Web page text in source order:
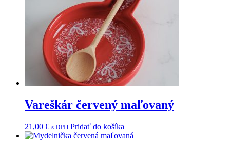
Vareškár červený maľovaný
21,00 € s DPH Pridať do košíka